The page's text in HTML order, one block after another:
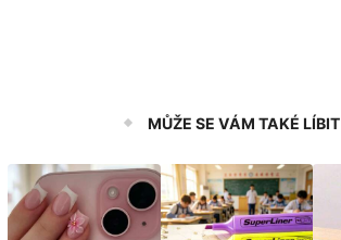
MŮŽE SE VÁM TAKÉ LÍBIT